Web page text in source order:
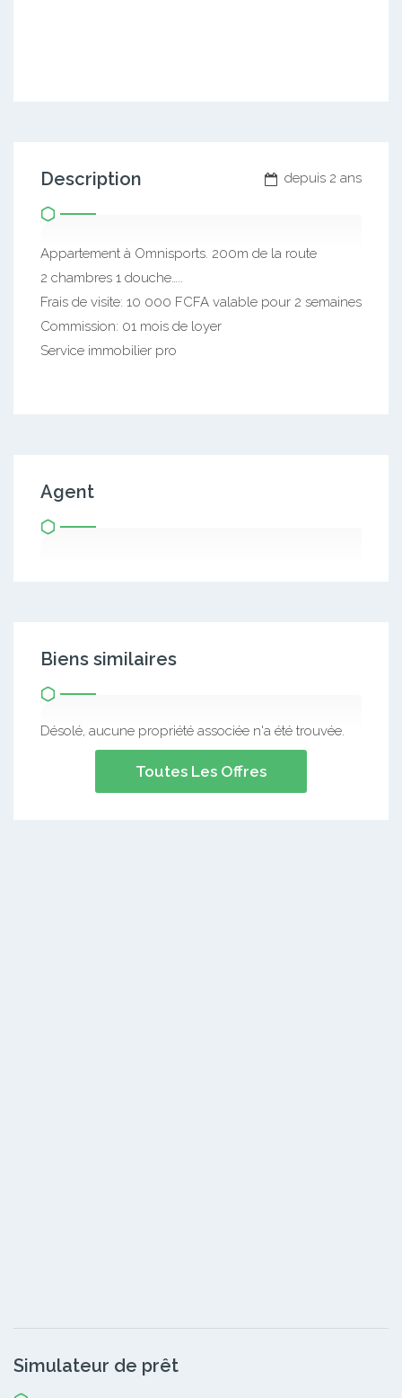
depuis 2 ans
Description
Appartement à Omnisports. 200m de la route
2 chambres 1 douche…..
Frais de visite: 10 000 FCFA valable pour 2 semaines
Commission: 01 mois de loyer
Service immobilier pro
Agent
Biens similaires
Désolé, aucune propriété associée n'a été trouvée.
Toutes Les Offres
Simulateur de prêt